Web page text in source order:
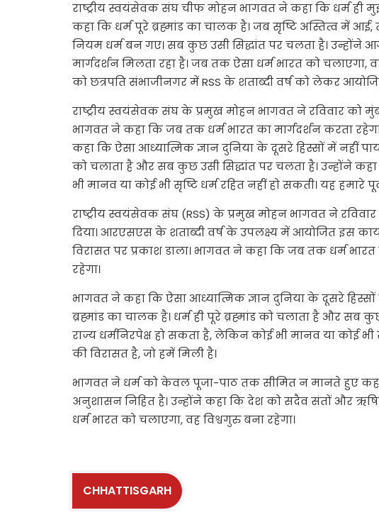
राष्ट्रीय स्वयंसेवक संघ चीफ मोहन भागवत ने कहा कि धर्म ही मुझे
कहा कि धर्म पूरे ब्रह्मांड का चालक है। जब सृष्टि अस्तित्व में
नियम धर्म बन गए। सब कुछ उसी सिद्धांत पर चलता है।
मार्गदर्शन मिलता रहा है। जब तक ऐसा धर्म भारत को चलाएगा,
को छत्रपति संभाजीनगर में RSS के शताब्दी वर्ष को लेकर
राष्ट्रीय स्वयंसेवक संघ के प्रमुख मोहन भागवत ने रविवार को
भागवत ने कहा कि जब तक धर्म भारत का मार्गदर्शन करता
कहा कि ऐसा आध्यात्मिक ज्ञान दुनिया के दूसरे हिस्सों में नहीं
को चलाता है और सब कुछ उसी सिद्धांत पर चलता है। उन्होंने
भी मानव या कोई भी सृष्टि धर्म रहित नहीं हो सकती। यह हमारे
राष्ट्रीय स्वयंसेवक संघ (RSS) के प्रमुख मोहन भागवत ने
दिया। आरएसएस के शताब्दी वर्ष के उपलक्ष्य में आयोजित इस
विरासत पर प्रकाश डाला। भागवत ने कहा कि जब तक धर्म भारत
रहेगा।
भागवत ने कहा कि ऐसा आध्यात्मिक ज्ञान दुनिया के दूसरे हिस्सों
ब्रह्मांड का चालक है। धर्म ही पूरे ब्रह्मांड को चलाता है और सब
राज्य धर्मनिरपेक्ष हो सकता है, लेकिन कोई भी मानव या कोई भी
की विरासत है, जो हमें मिली है।
भागवत ने धर्म को केवल पूजा-पाठ तक सीमित न मानते हुए
अनुशासन निहित है। उन्होंने कहा कि देश को सदैव संतों और
धर्म भारत को चलाएगा, वह विश्वगुरु बना रहेगा।
CHHATTISGARH